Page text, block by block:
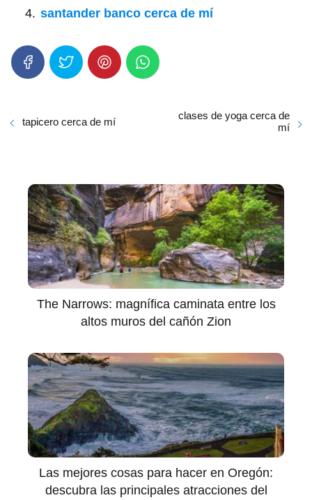
santander banco cerca de mí
tapicero cerca de mí
clases de yoga cerca de
mí
The Narrows: magnífica caminata entre los
altos muros del cañón Zion
Las mejores cosas para hacer en Oregón:
descubra las principales atracciones del